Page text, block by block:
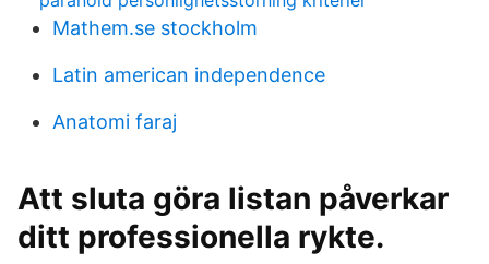
Mathem.se stockholm
Latin american independence
Anatomi faraj
Att sluta göra listan påverkar
ditt professionella rykte.